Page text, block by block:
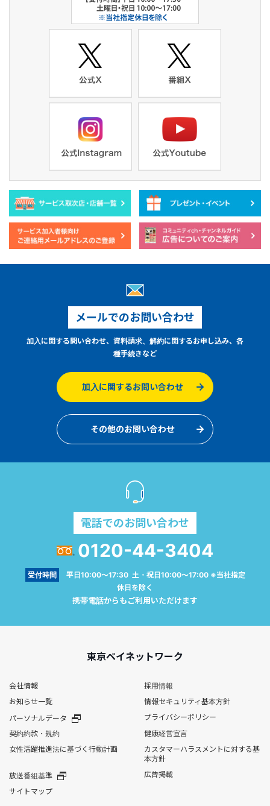
メールでのお問い合わせ
加入に関する問い合わせ、資料請求、解約に関するお申し込み、各
種手続きなど
加入に関するお問い合わせ
その他のお問い合わせ
電話でのお問い合わせ
0120-44-3404
受付時間
平日10:00～17:30 土・祝日10:00～17:00 ※当社指定
休日を除く
携帯電話からもご利用いただけます
東京ベイネットワーク
会社情報
採用情報
お知らせ一覧
情報セキュリティ基本方針
パーソナルデータ
プライバシーポリシー
契約約款・規約
健康経営宣言
女性活躍推進法に基づく行動計画
カスタマーハラスメントに対する基
本方針
放送番組基準
広告掲載
サイトマップ